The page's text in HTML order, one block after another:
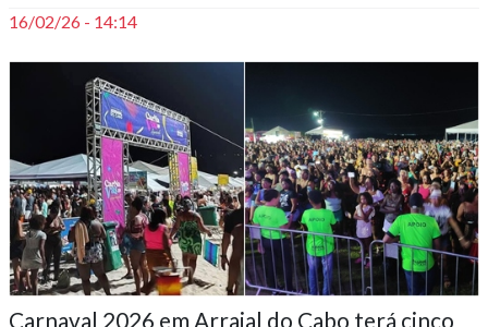
16/02/26 - 14:14
Carnaval 2026 em Arraial do Cabo terá cinco